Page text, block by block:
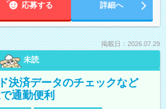
応募する 詳細へ
掲載日：2026.07.29
未読
決済データのチェックなど
通勤便利